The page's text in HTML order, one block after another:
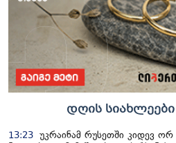
დღის სიახლეები
13:23 უკრაინამ რუსეთში კიდევ ორ